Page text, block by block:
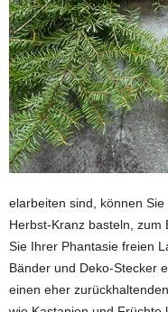
elarbeiten sind, können
Herbst-Kranz basteln, zum
Sie Ihrer Phantasie freien
Bänder und Deko-Stecker
einen eher